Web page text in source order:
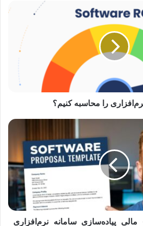
پیاده‌سازی سامانه نرم‌افزاری